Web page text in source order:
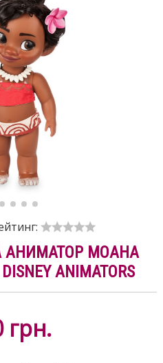
АНИМАТОР МОАНА
ANIMATORS
грн.